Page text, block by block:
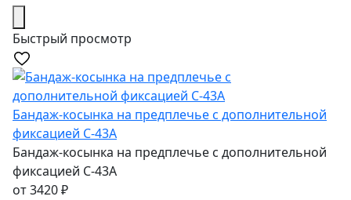
Быстрый просмотр
Бандаж-косынка на предплечье с дополнительной
фиксацией C-43A
Бандаж-косынка на предплечье с дополнительной
фиксацией C-43A
от3420₽